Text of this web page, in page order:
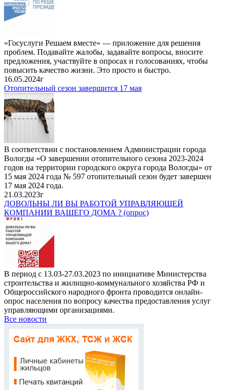
«Госуслуги Решаем вместе» — приложение для решения
проблем. Подавайте жалобы, задавайте вопросы, вносите
предложения, участвуйте в опросах и голосованиях, чтобы
повысить качество жизни. Это просто и быстро.
16.05.2024г
Отопительный сезон завершится 17 мая
В соответствии с постановлением Администрации города
Вологды «О завершении отопительного сезона 2023-2024
годов на территории городского округа города Вологды» от
15 мая 2024 года № 597 отопительный сезон будет завершен
17 мая 2024 года.
21.03.2023г
ДОВОЛЬНЫ ЛИ ВЫ РАБОТОЙ УПРАВЛЯЮЩЕЙ
КОМПАНИИ ВАШЕГО ДОМА ? (опрос)
В период с 13.03-27.03.2023 по инициативе Министерства
строительства и жилищно-коммунального хозяйства РФ и
Общероссийского народного фронта проводится онлайн-
опрос населения по вопросу качества предоставления услуг
управляющими организациями.
Все новости